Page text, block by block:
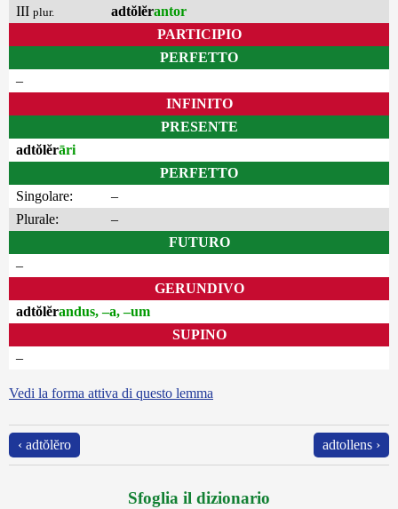
III plur. adtŏlĕrantor
PARTICIPIO
PERFETTO
–
INFINITO
PRESENTE
adtŏlĕrāri
PERFETTO
Singolare:
–
Plurale:
–
FUTURO
–
GERUNDIVO
adtŏlĕrandus, –a, –um
SUPINO
–
Vedi la forma attiva di questo lemma
‹ adtŏlĕro adtollens ›
Sfoglia il dizionario